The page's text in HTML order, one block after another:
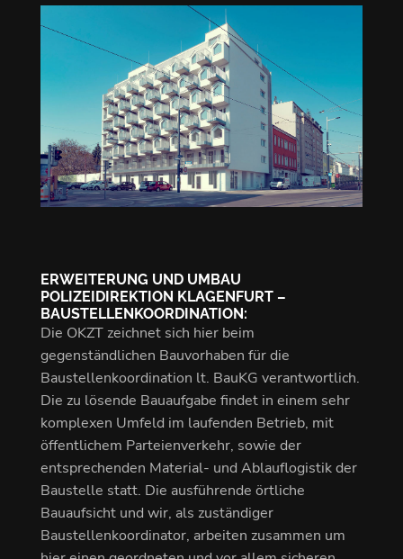
ERWEITERUNG UND UMBAU
POLIZEIDIREKTION KLAGENFURT –
BAUSTELLENKOORDINATION:
Die OKZT zeichnet sich hier beim
gegenständlichen Bauvorhaben für die
Baustellenkoordination lt. BauKG verantwortlich.
Die zu lösende Bauaufgabe findet in einem sehr
komplexen Umfeld im laufenden Betrieb, mit
öffentlichem Parteienverkehr, sowie der
entsprechenden Material- und Ablauflogistik der
Baustelle statt. Die ausführende örtliche
Bauaufsicht und wir, als zuständiger
Baustellenkoordinator, arbeiten zusammen um